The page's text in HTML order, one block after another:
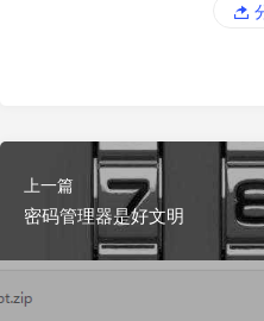
上一篇
密码管理器是好文明